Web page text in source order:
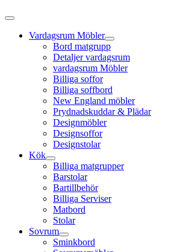
Vardagsrum Möbler
Bord matgrupp
Detaljer vardagsrum
vardagsrum Möbler
Billiga soffor
Billiga soffbord
New England möbler
Prydnadskuddar & Plädar
Designmöbler
Designsoffor
Designstolar
Kök
Billiga matgrupper
Barstolar
Bartillbehör
Billiga Serviser
Matbord
Stolar
Sovrum
Sminkbord